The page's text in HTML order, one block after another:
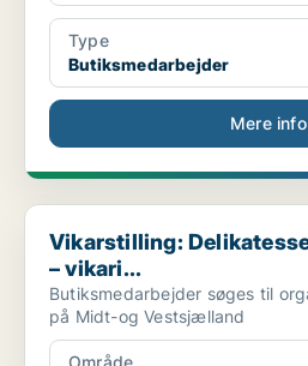
Type
Butiksmedarbejder
Mere info
Vikarstilling: Delikatesseassistent
Vikarstilling:
– vikari...
Butiksmedarbejder søges til
på Midt-og Vestsjælland